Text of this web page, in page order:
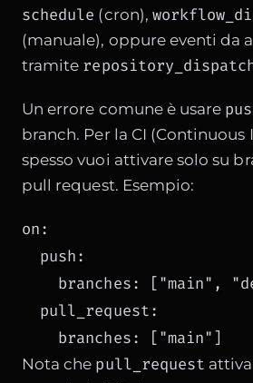
schedule (cron),
(manuale), oppure eventi da
tramite
Un errore comune è usare
branch. Per la CI (Continuous
spesso vuoi attivare solo su
pull request. Esempio:
on:
  push:
branches: ["main",
  pull_request:
    branches: ["main"]
Nota che pull_request